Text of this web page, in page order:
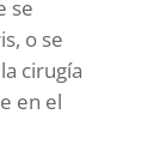
se
o se
cirugía
en el